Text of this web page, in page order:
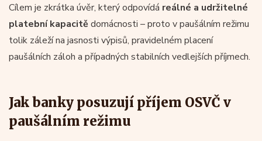
Cílem je zkrátka úvěr, který odpovídá reálné a udržitelné
platební kapacitě domácnosti – proto v paušálním režimu
tolik záleží na jasnosti výpisů, pravidelném placení
paušálních záloh a případných stabilních vedlejších příjmech.
Jak banky posuzují příjem OSVČ v
paušálním režimu